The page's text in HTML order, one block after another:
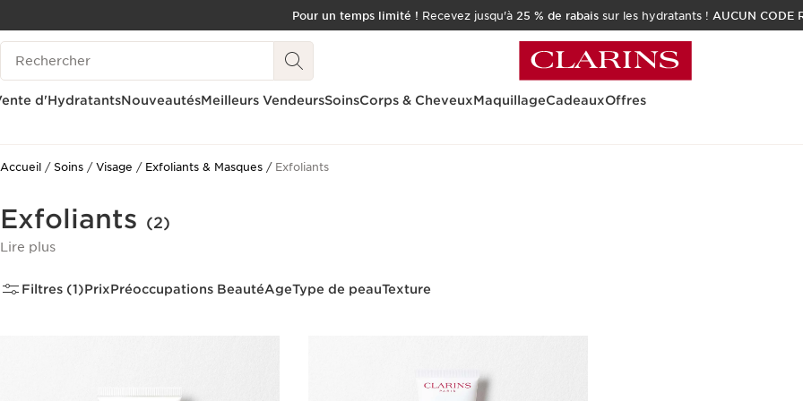
ALLER AU CONTENU
CONSULTER LE PIED DE PAGE
OUTIL D'ACCESSIBILITÉ
Pour un temps limité ! Recevez jusqu'à 25 % de rabais sur les hydratants ! AUCUN CODE
Historique des recherches
d'HydratantsNouveautésMeilleurs VendeursSoinsCorps & CheveuxMaquillageCadeauxOffres
Accueil Soins Visage Exfoliants & Masques Exfoliants
Exfoliants (2)
Lire plus
Filtres (1)PrixPréoccupations BeautéAgeType de peauTexture